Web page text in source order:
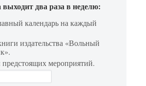
два раза в неделю:
календарь на каждый
издательства «Вольный
мероприятий.